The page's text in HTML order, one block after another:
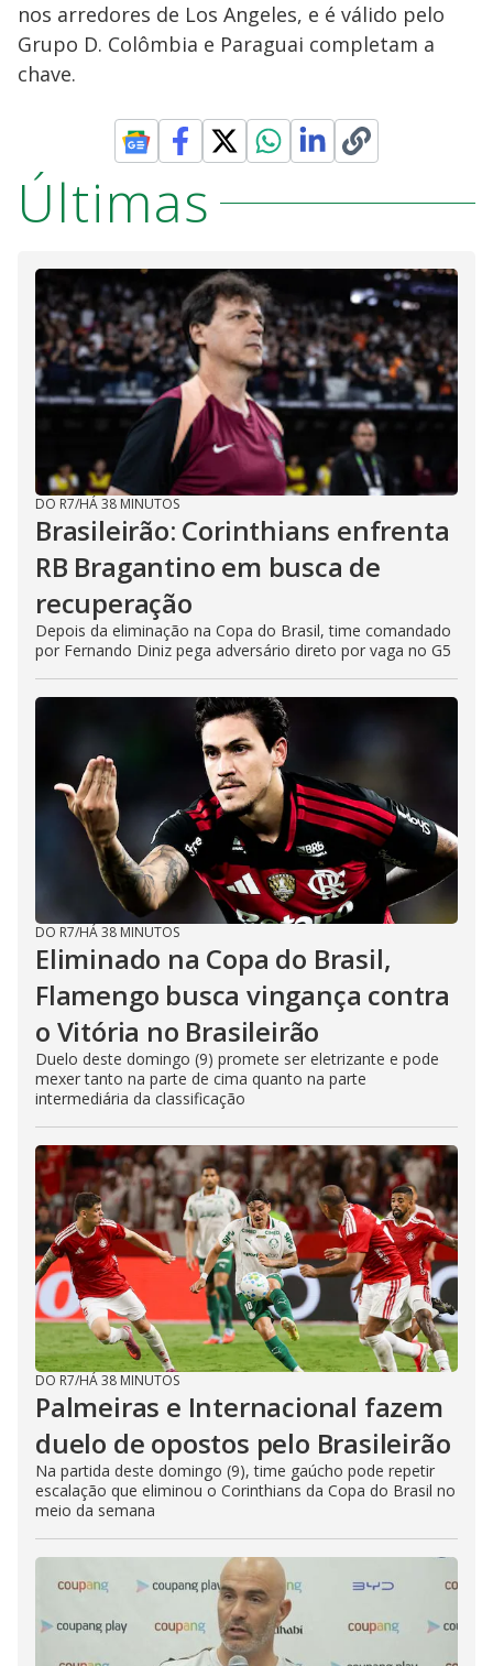
nos arredores de Los Angeles, e é válido pelo
Grupo D. Colômbia e Paraguai completam a
chave.
Últimas
DO R7/HÁ 38 MINUTOS
Brasileirão: Corinthians enfrenta
RB Bragantino em busca de
recuperação
Depois da eliminação na Copa do Brasil, time comandado
por Fernando Diniz pega adversário direto por vaga no G5
DO R7/HÁ 38 MINUTOS
Eliminado na Copa do Brasil,
Flamengo busca vingança contra
o Vitória no Brasileirão
Duelo deste domingo (9) promete ser eletrizante e pode
mexer tanto na parte de cima quanto na parte
intermediária da classificação
DO R7/HÁ 38 MINUTOS
Palmeiras e Internacional fazem
duelo de opostos pelo Brasileirão
Na partida deste domingo (9), time gaúcho pode repetir
escalação que eliminou o Corinthians da Copa do Brasil no
meio da semana